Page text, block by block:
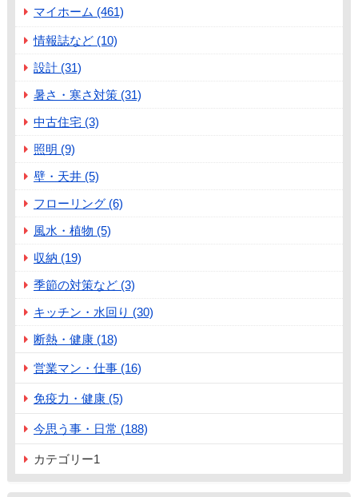
マイホーム (461)
情報誌など (10)
設計 (31)
暑さ・寒さ対策 (31)
中古住宅 (3)
照明 (9)
壁・天井 (5)
フローリング (6)
風水・植物 (5)
収納 (19)
季節の対策など (3)
キッチン・水回り (30)
断熱・健康 (18)
営業マン・仕事 (16)
免疫力・健康 (5)
今思う事・日常 (188)
カテゴリー1